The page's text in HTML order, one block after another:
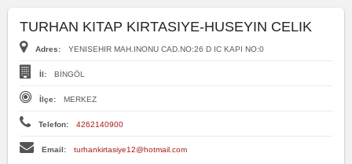
TURHAN KITAP KIRTASIYE-HUSEYIN CELIK
Adres: YENISEHIR MAH.INONU CAD.NO:26 D IC KAPI NO:0
İl: BİNGÖL
İlçe: MERKEZ
Telefon: 4262140900
Email: turhankirtasiye12@hotmail.com